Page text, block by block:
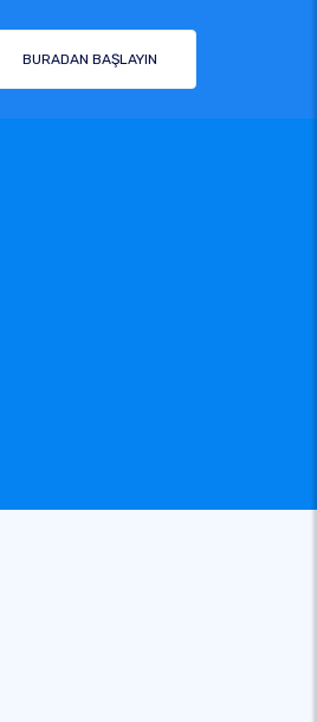
BURADAN BAŞLAYIN